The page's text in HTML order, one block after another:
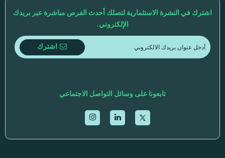
اشترك في النشرة الاستثمارية لتصلك أحدث الفرص مباشرة عبر بريدك
الإلكتروني.
اشترك
تابعونا على وسائل التواصل الاجتماعي